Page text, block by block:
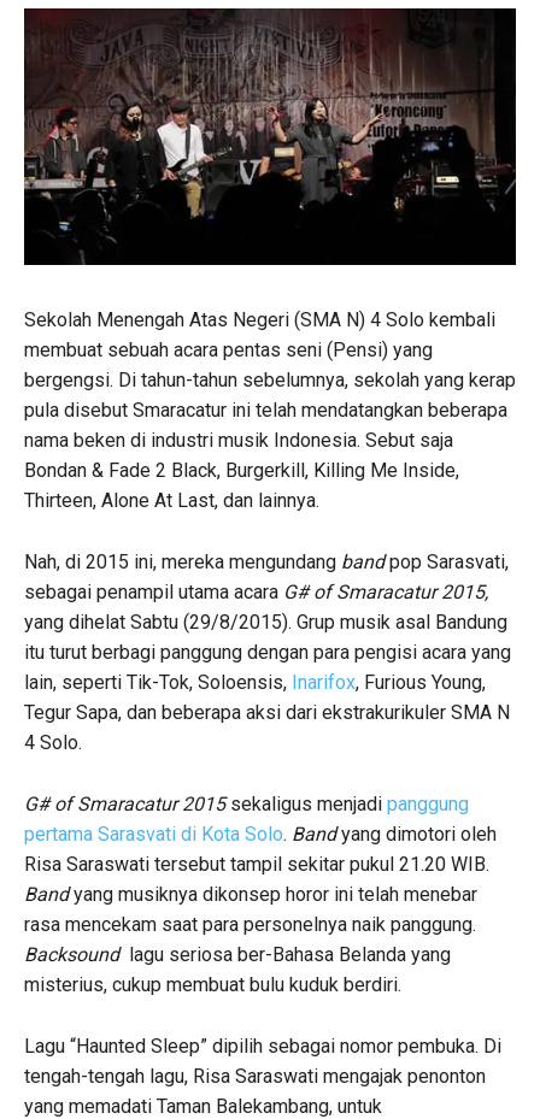
Sekolah Menengah Atas Negeri (SMA N) 4 Solo kembali
membuat sebuah acara pentas seni (Pensi) yang
bergengsi. Di tahun-tahun sebelumnya, sekolah yang kerap
pula disebut Smaracatur ini telah mendatangkan beberapa
nama beken di industri musik Indonesia. Sebut saja
Bondan & Fade 2 Black, Burgerkill, Killing Me Inside,
Thirteen, Alone At Last, dan lainnya.
Nah, di 2015 ini, mereka mengundang bandpop Sarasvati,
sebagai penampil utama acara G# of Smaracatur 2015,
yang dihelat Sabtu (29/8/2015). Grup musik asal Bandung
itu turut berbagi panggung dengan para pengisi acara yang
lain, seperti Tik-Tok, Soloensis, Inarifox, Furious Young,
Tegur Sapa, dan beberapa aksi dari ekstrakurikuler SMA N
4 Solo.
G# of Smaracatur 2015sekaligus menjadi panggung
pertama Sarasvati di Kota Solo. Bandyang dimotori oleh
Risa Saraswati tersebut tampil sekitar pukul 21.20 WIB.
Bandyang musiknya dikonsep horor ini telah menebar
rasa mencekam saat para personelnya naik panggung.
Backsound lagu seriosa ber-Bahasa Belanda yang
misterius, cukup membuat bulu kuduk berdiri.
Lagu “Haunted Sleep” dipilih sebagai nomor pembuka. Di
tengah-tengah lagu, Risa Saraswati mengajak penonton
yang memadati Taman Balekambang, untuk